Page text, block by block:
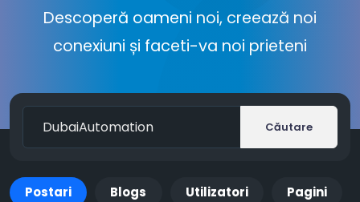
Descoperă oameni noi, creează noi
conexiuni și faceti-va noi prieteni
Căutare
Postari Blogs Utilizatori Pagini